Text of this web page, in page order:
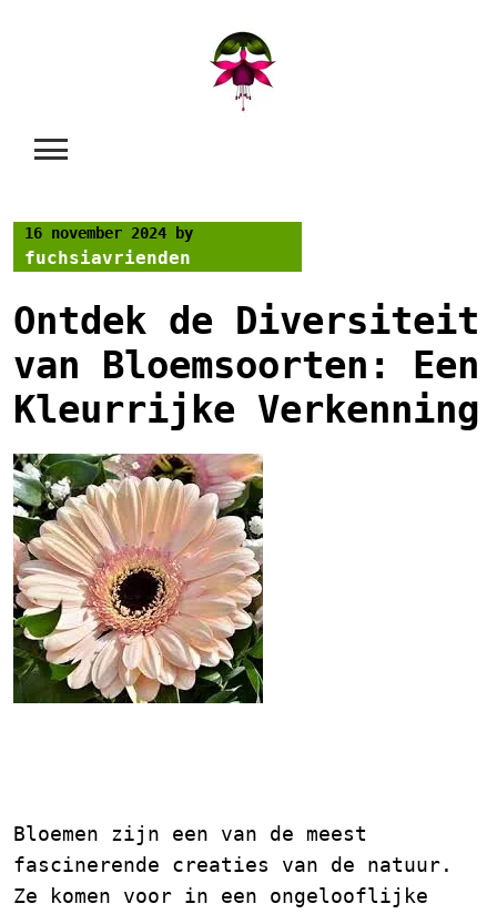
16 november 2024 by
fuchsiavrienden
Ontdek de Diversiteit
van Bloemsoorten: Een
Kleurrijke Verkenning
Bloemen zijn een van de meest
fascinerende creaties van de natuur.
Ze komen voor in een ongelooflijke